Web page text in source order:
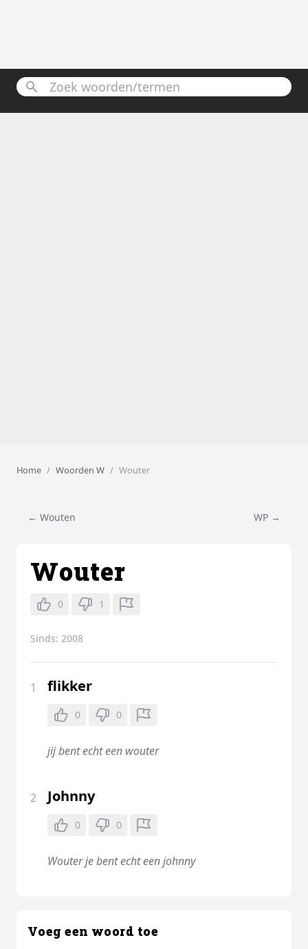
Home Woorden W Wouter
← Wouten WP →
Wouter
0 1
Sinds: 2008
1 flikker
0 0
jij bent echt een wouter
2 Johnny
0 0
Wouter je bent echt een johnny
Voeg een woord toe